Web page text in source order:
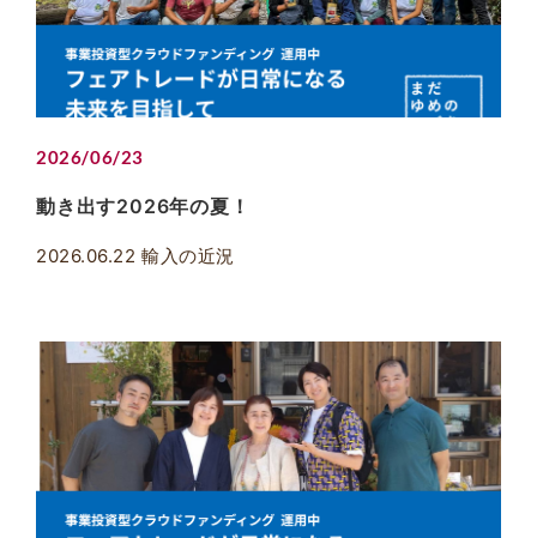
2026/06/23
動き出す2026年の夏！
2026.06.22 輸入の近況